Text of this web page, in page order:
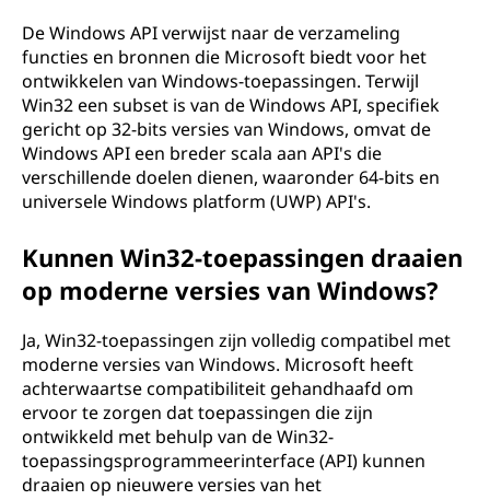
De Windows API verwijst naar de verzameling
functies en bronnen die Microsoft biedt voor het
ontwikkelen van Windows-toepassingen. Terwijl
Win32 een subset is van de Windows API, specifiek
gericht op 32-bits versies van Windows, omvat de
Windows API een breder scala aan API's die
verschillende doelen dienen, waaronder 64-bits en
universele Windows platform (UWP) API's.
Kunnen Win32-toepassingen draaien
op moderne versies van Windows?
Ja, Win32-toepassingen zijn volledig compatibel met
moderne versies van Windows. Microsoft heeft
achterwaartse compatibiliteit gehandhaafd om
ervoor te zorgen dat toepassingen die zijn
ontwikkeld met behulp van de Win32-
toepassingsprogrammeerinterface (API) kunnen
draaien op nieuwere versies van het